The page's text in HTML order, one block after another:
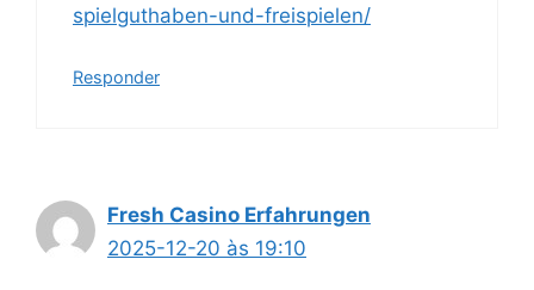
spielguthaben-und-freispielen/
Responder
Fresh Casino Erfahrungen
2025-12-20 às 19:10